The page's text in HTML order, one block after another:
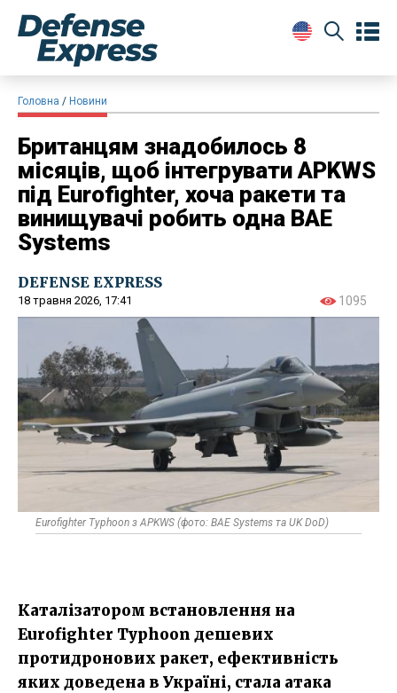
Головна Новини
Британцям знадобилось 8
місяців, щоб інтегрувати APKWS
під Eurofighter, хоча ракети та
винищувачі робить одна BAE
Systems
DEFENSE EXPRESS
18 травня 2026, 17:41 1095
Eurofighter Typhoon з APKWS (фото: BAE Systems та UK DoD)
Каталізатором встановлення на
Eurofighter Typhoon дешевих
протидронових ракет, ефективність
яких доведена в Україні, стала атака